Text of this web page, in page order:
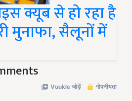
क्यूब से हो रहा है
मुनाफा, सैलूनों में